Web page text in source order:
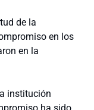
de la
en los
en la
institución
ha sido